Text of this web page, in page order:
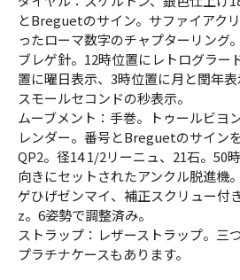
とBreguetのサイン。サファイアク
ったローマ数字のチャプターリング
ブレゲ針。12時位置にレトログラー
置に曜日表示、3時位置に月と閏年
スモールセコンドの秒表示。
ムーブメント：手巻。トゥールビヨ
レンダー。番号とBreguetのサイン
QP2。径14 1/2リーニュ、21石。50
向きにセットされたアンクル脱進機
ゲひげゼンマイ、補正スクリュー付
z。6姿勢で調整済み。
ストラップ：レザーストラップ。三
プラチナケースもあります。